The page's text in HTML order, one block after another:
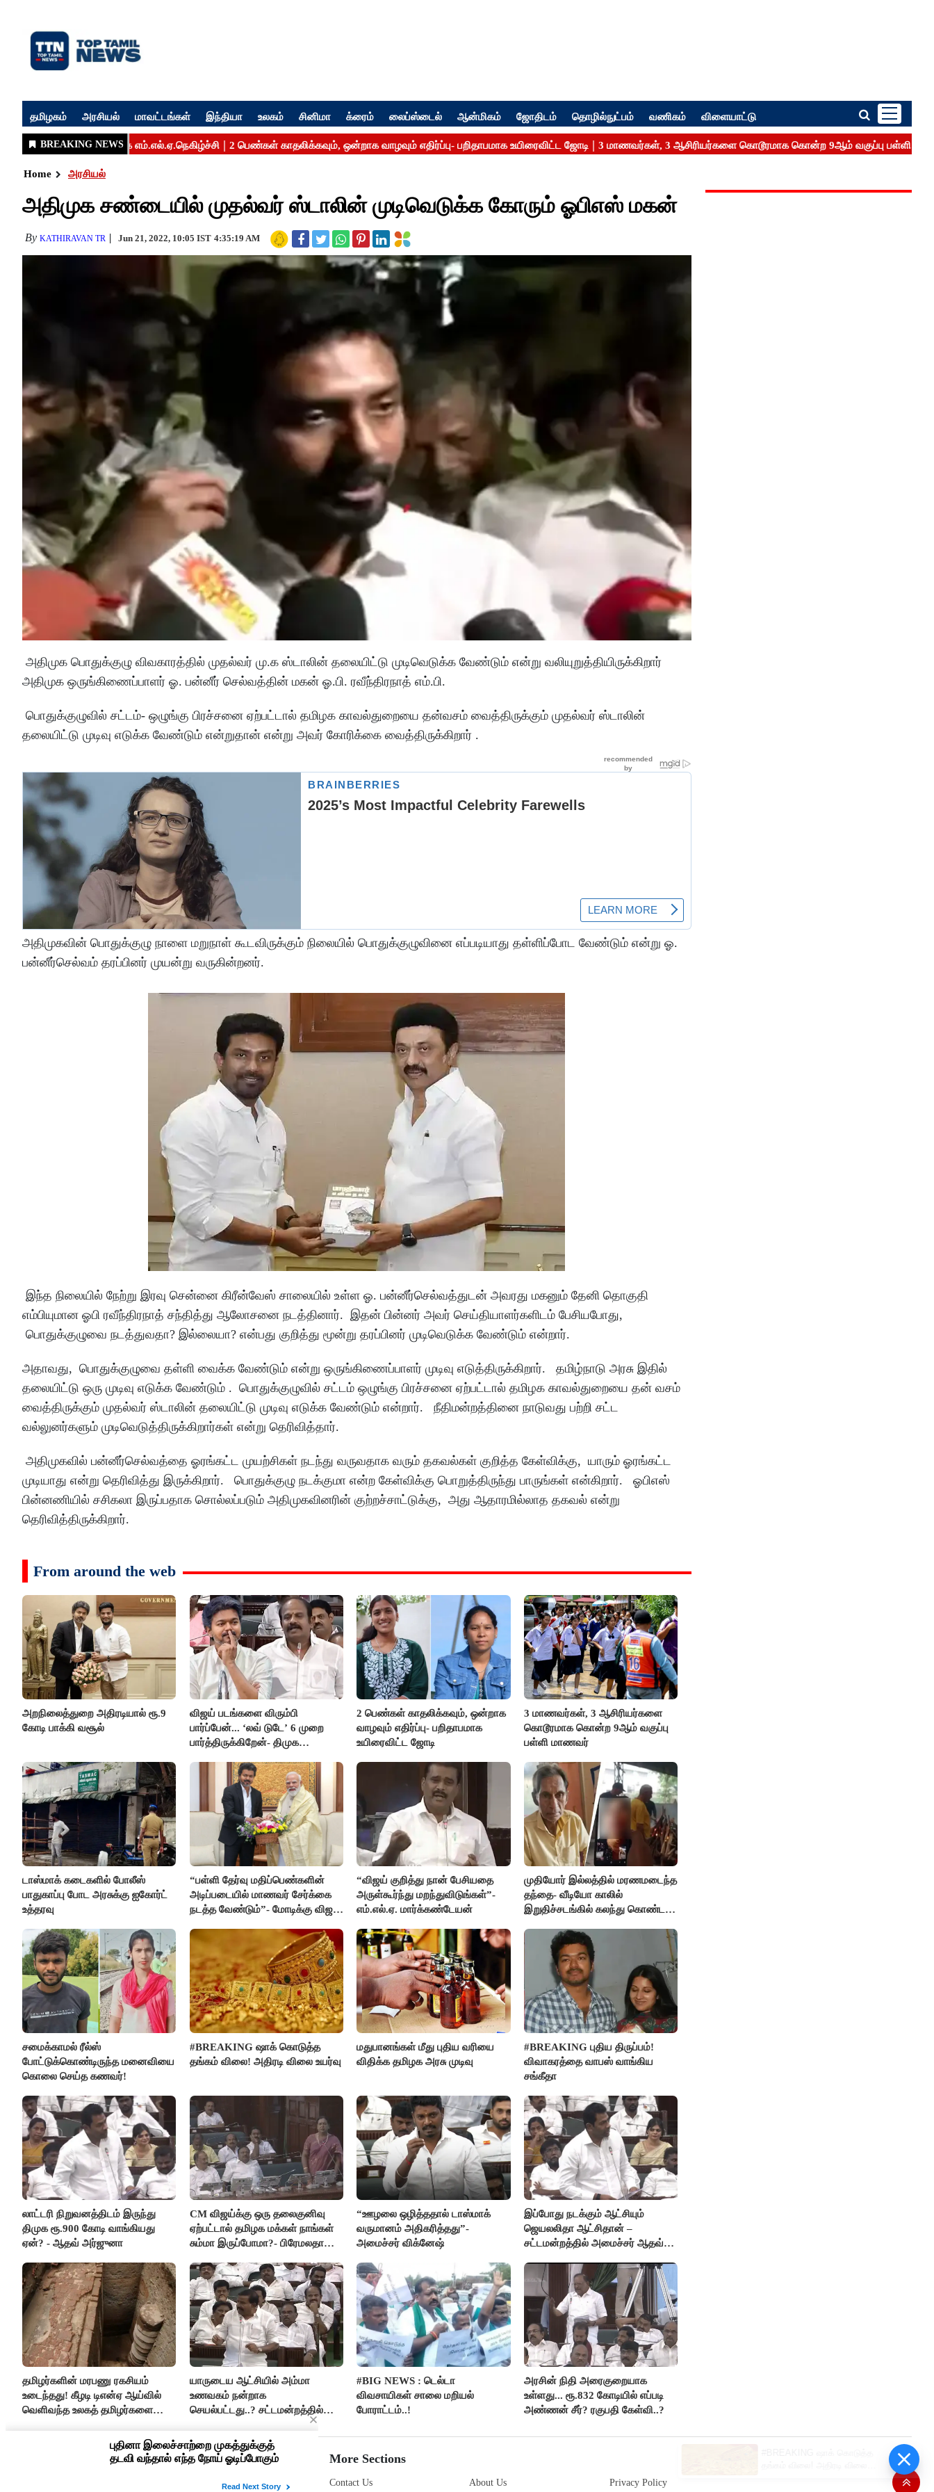
தமிழகம் அரசியல் மாவட்டங்கள் இந்தியா உலகம் சினிமா க்ரைம் லைப்ஸ்டைல் ஆன்மிகம் ஜோதிடம் தொழில்நுட்பம் வணிகம் விளையாட்டு
Home அரசியல்
அதிமுக சண்டையில் முதல்வர் ஸ்டாலின் முடிவெடுக்க கோரும் ஓபிஎஸ் மகன்
By KATHIRAVAN TR Jun 21, 2022, 10:05 IST 4:35:19 AM
அதிமுக பொதுக்குழு விவகாரத்தில் முதல்வர் மு.க ஸ்டாலின் தலையிட்டு முடிவெடுக்க வேண்டும் என்று வலியுறுத்தியிருக்கிறார்
அதிமுக ஒருங்கிணைப்பாளர் ஓ. பன்னீர் செல்வத்தின் மகன் ஓ.பி. ரவீந்திரநாத் எம்.பி.
பொதுக்குழுவில் சட்டம்- ஒழுங்கு பிரச்சனை ஏற்பட்டால் தமிழக காவல்துறையை தன்வசம் வைத்திருக்கும் முதல்வர் ஸ்டாலின்
தலையிட்டு முடிவு எடுக்க வேண்டும் என்றுதான் என்று அவர் கோரிக்கை வைத்திருக்கிறார் .
அதிமுகவின் பொதுக்குழு நாளை மறுநாள் கூடவிருக்கும் நிலையில் பொதுக்குழுவினை எப்படியாது தள்ளிப்போட வேண்டும் என்று ஓ.
பன்னீர்செல்வம் தரப்பினர் முயன்று வருகின்றனர்.
இந்த நிலையில் நேற்று இரவு சென்னை கிரீன்வேஸ் சாலையில் உள்ள ஓ. பன்னீர்செல்வத்துடன் அவரது மகனும் தேனி தொகுதி
எம்பியுமான ஓபி ரவீந்திரநாத் சந்தித்து ஆலோசனை நடத்தினார். இதன் பின்னர் அவர் செய்தியாளர்களிடம் பேசியபோது,
பொதுக்குழுவை நடத்துவதா? இல்லையா? என்பது குறித்து மூன்று தரப்பினர் முடிவெடுக்க வேண்டும் என்றார்.
அதாவது, பொதுக்குழுவை தள்ளி வைக்க வேண்டும் என்று ஒருங்கிணைப்பாளர் முடிவு எடுத்திருக்கிறார். தமிழ்நாடு அரசு இதில்
தலையிட்டு ஒரு முடிவு எடுக்க வேண்டும் . பொதுக்குழுவில் சட்டம் ஒழுங்கு பிரச்சனை ஏற்பட்டால் தமிழக காவல்துறையை தன் வசம்
வைத்திருக்கும் முதல்வர் ஸ்டாலின் தலையிட்டு முடிவு எடுக்க வேண்டும் என்றார். நீதிமன்றத்தினை நாடுவது பற்றி சட்ட
வல்லுனர்களும் முடிவெடுத்திருக்கிறார்கள் என்று தெரிவித்தார்.
அதிமுகவில் பன்னீர்செல்வத்தை ஓரங்கட்ட முயற்சிகள் நடந்து வருவதாக வரும் தகவல்கள் குறித்த கேள்விக்கு, யாரும் ஓரங்கட்ட
முடியாது என்று தெரிவித்து இருக்கிறார். பொதுக்குழு நடக்குமா என்ற கேள்விக்கு பொறுத்திருந்து பாருங்கள் என்கிறார். ஓபிஎஸ்
பின்னணியில் சசிகலா இருப்பதாக சொல்லப்படும் அதிமுகவினரின் குற்றச்சாட்டுக்கு, அது ஆதாரமில்லாத தகவல் என்று
தெரிவித்திருக்கிறார்.
From around the web
அறநிலைத்துறை அதிரடியால் ரூ.9
கோடி பாக்கி வசூல்
விஜய் படங்களை விரும்பி
பார்ப்பேன்... ‘லவ் டுடே’ 6 முறை
பார்த்திருக்கிறேன்- திமுக
2 பெண்கள் காதலிக்கவும், ஒன்றாக
வாழவும் எதிர்ப்பு- பறிதாபமாக
உயிரைவிட்ட ஜோடி
3 மாணவர்கள், 3 ஆசிரியர்களை
கொடூரமாக கொன்ற 9ஆம் வகுப்பு
பள்ளி மாணவர்
டாஸ்மாக் கடைகளில் போலீஸ்
பாதுகாப்பு போட அரசுக்கு ஐகோர்ட்
உத்தரவு
“பள்ளி தேர்வு மதிப்பெண்களின்
அடிப்படையில் மாணவர் சேர்க்கை
நடத்த வேண்டும்”- மோடிக்கு விஜய்
“விஜய் குறித்து நான் பேசியதை
அருள்கூர்ந்து மறந்துவிடுங்கள்”-
எம்.எல்.ஏ. மார்க்கண்டேயன்
முதியோர் இல்லத்தில் மரணமடைந்த
தந்தை- வீடியோ காலில்
இறுதிச்சடங்கில் கலந்து கொண்ட
சமைக்காமல் ரீல்ஸ்
போட்டுக்கொண்டிருந்த மனைவியை
கொலை செய்த கணவர்!
#BREAKING ஷாக் கொடுத்த
தங்கம் விலை! அதிரடி விலை உயர்வு
மதுபானங்கள் மீது புதிய வரியை
விதிக்க தமிழக அரசு முடிவு
#BREAKING புதிய திருப்பம்!
விவாகரத்தை வாபஸ் வாங்கிய
சங்கீதா
லாட்டரி நிறுவனத்திடம் இருந்து
திமுக ரூ.900 கோடி வாங்கியது
ஏன்? - ஆதவ் அர்ஜுனா
CM விஜய்க்கு ஒரு தலைகுனிவு
ஏற்பட்டால் தமிழக மக்கள் நாங்கள்
சும்மா இருப்போமா?- பிரேமலதா
“ஊழலை ஒழித்ததால் டாஸ்மாக்
வருமானம் அதிகரித்தது”-
அமைச்சர் விக்னேஷ்
இப்போது நடக்கும் ஆட்சியும்
ஜெயலலிதா ஆட்சிதான் –
சட்டமன்றத்தில் அமைச்சர் ஆதவ்
தமிழர்களின் மரபணு ரகசியம்
உடைந்தது! கீழடி டிஎன்ஏ ஆய்வில்
வெளிவந்த உலகத் தமிழர்களை
யாருடைய ஆட்சியில் அம்மா
உணவகம் நன்றாக
செயல்பட்டது..? சட்டமன்றத்தில்
#BIG NEWS : டெல்டா
விவசாயிகள் சாலை மறியல்
போராட்டம்..!
அரசின் நிதி அரைகுறையாக
உள்ளது... ரூ.832 கோடியில் எப்படி
அண்ணன் சீர்? ரகுபதி கேள்வி..?
More Sections
Contact Us About Us Privacy Policy